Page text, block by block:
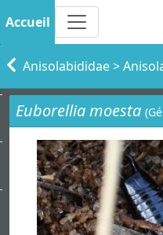
Accueil
Anisolabididae>
Euborellia moesta